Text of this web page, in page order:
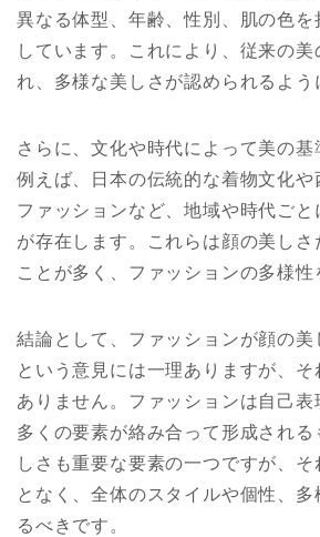
異なる体型、年齢、性別、肌の色を
しています。これにより、従来の美
れ、多様な美しさが認められるよう
さらに、文化や時代によって美の基
例えば、日本の伝統的な着物文化や
ファッションなど、地域や時代ごと
が存在します。これらは顔の美しさ
ことが多く、ファッションの多様性
結論として、ファッションが顔の美
という意見には一理ありますが、
ありません。ファッションは自己表
多くの要素が絡み合って形成される
しさも重要な要素の一つですが、そ
となく、全体のスタイルや個性、
るべきです。